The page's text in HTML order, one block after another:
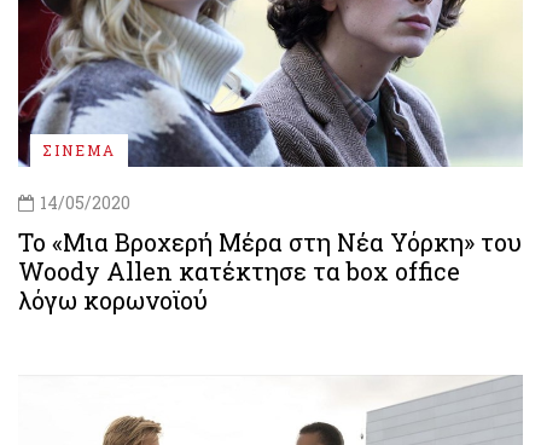
ΣΙΝΕΜΑ
14/05/2020
Το «Μια Βροχερή Μέρα στη Νέα Υόρκη» του
Woody Allen κατέκτησε τα box office
λόγω κορωνοϊού